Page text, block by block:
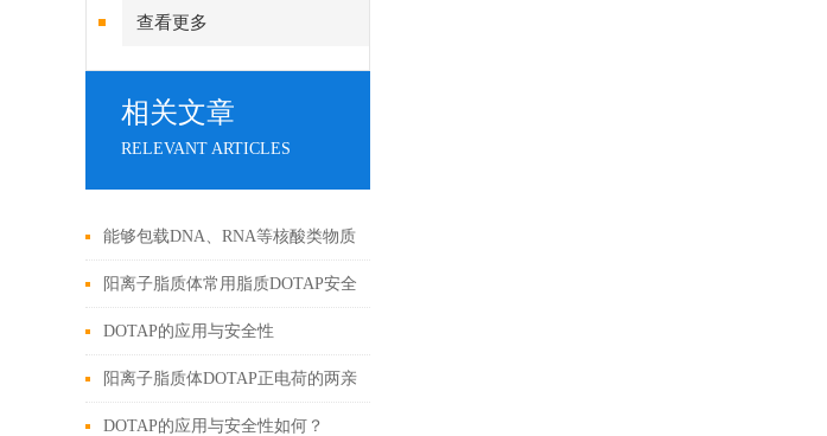
查看更多
相关文章
RELEVANT ARTICLES
能够包载DNA、RNA等核酸类物质
的DOTAP的应用与安全性如何？
阳离子脂质体常用脂质DOTAP安全
性如何？基因治疗中研究最多的一
种载体
DOTAP的应用与安全性
阳离子脂质体DOTAP正电荷的两亲
性类脂化合物
DOTAP的应用与安全性如何？